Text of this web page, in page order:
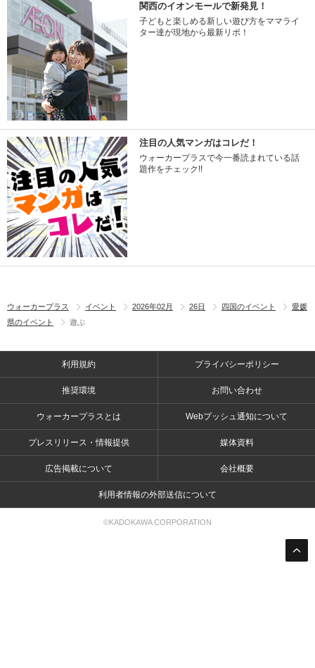
関西のイオンモールで新発見！
子どもと楽しめる新しい遊び方をママライ
ター達が現地から最新リポ！
注目の人気マンガはコレだ！
ウォーカープラスで今一番読まれている話
題作をチェック!!
ウォーカープラス イベント 2026年02月 26日 四国のイベント
愛媛
県のイベント
遊ぶ
利用規約 プライバシーポリシー
推奨環境 お問い合わせ
ウォーカープラスとは Webプッシュ通知について
プレスリリース・情報提供 媒体資料
広告掲載について 会社概要
利用者情報の外部送信について
©KADOKAWA CORPORATION